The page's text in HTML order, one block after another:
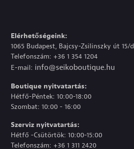
Elérhetőségeink:
1065 Budapest, Bajcsy-Zsilinszky út 15/d
Telefonszám: +36 1 354 1204
E-mail: info@seikoboutique.hu
Boutique nyitvatartás:
Hétfő-Péntek: 10:00-18:00
Szombat: 10:00 - 16:00
Szerviz nyitvatartás:
Hétfő -Csütörtök: 10:00-15:00
Telefonszám: +36 1 311 2420